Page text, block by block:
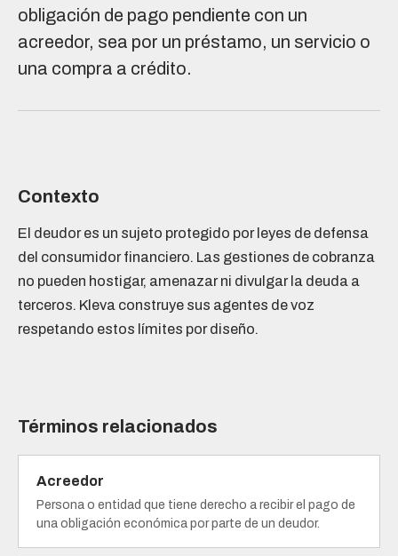
obligación de pago pendiente con un
acreedor, sea por un préstamo, un servicio o
una compra a crédito.
Contexto
El deudor es un sujeto protegido por leyes de defensa
del consumidor financiero. Las gestiones de cobranza
no pueden hostigar, amenazar ni divulgar la deuda a
terceros. Kleva construye sus agentes de voz
respetando estos límites por diseño.
Términos relacionados
Acreedor
Persona o entidad que tiene derecho a recibir el pago de
una obligación económica por parte de un deudor.